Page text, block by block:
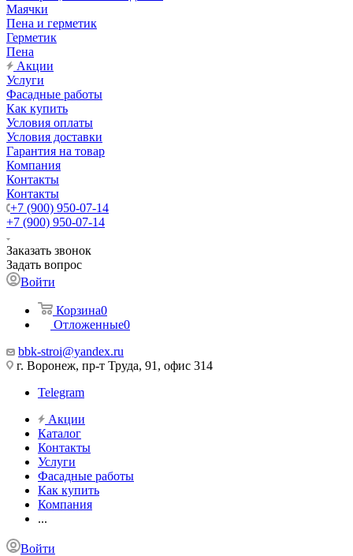
Маячки
Пена и герметик
Герметик
Пена
Акции
Услуги
Фасадные работы
Как купить
Условия оплаты
Условия доставки
Гарантия на товар
Компания
Контакты
Контакты
+7 (900) 950-07-14
+7 (900) 950-07-14
Заказать звонок
Задать вопрос
Войти
Корзина0
Отложенные0
bbk-stroi@yandex.ru
г. Воронеж, пр-т Труда, 91, офис 314
Telegram
Акции
Каталог
Контакты
Услуги
Фасадные работы
Как купить
Компания
...
Войти